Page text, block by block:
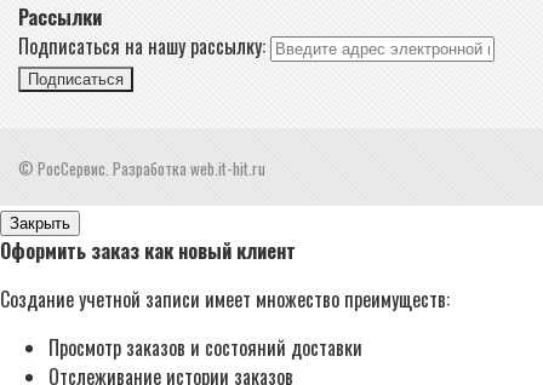
Рассылки
Подписаться на нашу рассылку:
Подписаться
© РосСервис. Разработка web.it-hit.ru
Закрыть
Оформить заказ как новый клиент
Создание учетной записи имеет множество преимуществ:
Просмотр заказов и состояний доставки
Отслеживание истории заказов